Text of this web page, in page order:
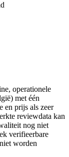
operationele
met één
en prijs als zeer
reviewdata kan
nog niet
verifieerbare
worden